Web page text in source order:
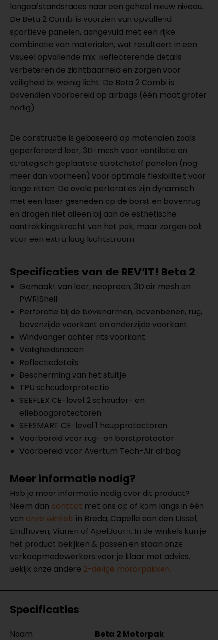
langeafstandsraces naar een geheel nieuw niveau.
De Beta 2 Combi is voorzien van opvallend
sportieve panelen, aangevuld met een rijke
combinatie van materialen, wat resulteert in een
visueel opvallende mix. Reflecterende details
verbeteren de zichtbaarheid en zorgen voor
veiligheid bij weinig licht. De Beta 2 Combi is
bovendien voorbereid op airbags (één maat groter
nodig).
De constructie is gebaseerd op materialen zoals
geperforeerd leer, 3D-mesh voor ventilatie en
strategisch geplaatste stretchstof panelen (nog
meer dan voorheen) voor optimale flexibiliteit voor
lange ritten. De ovale perforaties zijn dynamisch
met een laser gesneden op de borst en bovenrug
en dragen niet alleen bij aan de esthetische
aantrekkingskracht van het pak, maar zorgen ook
voor een extra laag luchtstroom.
Specificaties van de REV’IT! Beta 2
Gemaakt van leer, neopreen, 3D air mesh en
PWR|Shell
Perforatie bij de bovenarmen, bovenbenen, rug,
bovenzijde voorkant en onderzijde voorkant
Windvanger achter rits voorkant
Veiligheidsnaden
Reflectiedetails
Bescherming van het stuitje
TPU schouderprotectie
SEEFLEX CE-level 2 schouder- en
elleboogprotectoren
SEESMART CE-level 1 heupprotectoren
Voorbereid voor rug- en borstprotector
Voorbereid voor Avertum Tech-Air airbag
Meer informatie nodig?
Heb je meer informatie nodig over dit product?
Neem dan contact met ons op of kom langs in één
van onze winkels in Breda, Capelle aan den IJssel,
Eindhoven, Vianen of Apeldoorn. In de winkels kun je
het product bekijken & passen en staan onze
verkoopmedewerkers voor je klaar met advies.
Bekijk onze andere 2-delige motorpakken.
Specificaties
Naam Beta 2 Motorpak